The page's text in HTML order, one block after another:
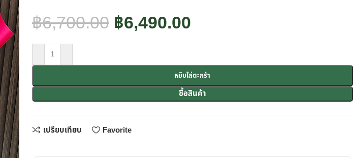
฿6,700.00 ฿6,490.00
หยิบใส่ตะกร้า
ซื้อสินค้า
เปรียบเทียบ Favorite